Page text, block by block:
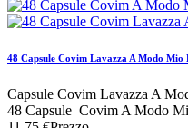
48 Capsule Covim Lavazza A Modo Mio
Capsule Covim Lavazza A
48 Capsule Covim A Modo